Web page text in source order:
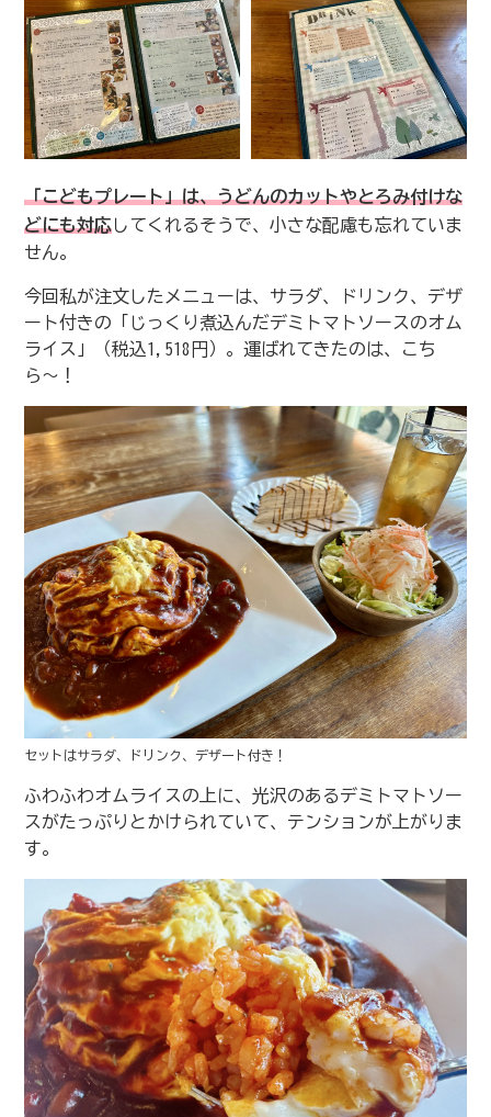
「こどもプレート」は、うどんのカットやとろみ付けな
どにも対応してくれるそうで、小さな配慮も忘れていま
せん。
今回私が注文したメニューは、サラダ、ドリンク、デザ
ート付きの「じっくり煮込んだデミトマトソースのオム
ライス」（税込1,518円）。運ばれてきたのは、こち
ら〜！
セットはサラダ、ドリンク、デザート付き！
ふわふわオムライスの上に、光沢のあるデミトマトソー
スがたっぷりとかけられていて、テンションが上がりま
す。